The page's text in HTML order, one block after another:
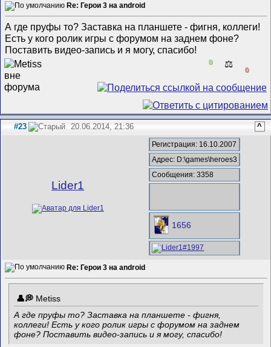
Re: Герои 3 на android
А где пруфы то? Заставка на планшете - фигня, коллеги!
Есть у кого ролик игры с форумом на заднем фоне?
Поставить видео-запись и я могу, спасибо!
0 ⚖️
0
#23 20.06.2014, 21:36 ^
Lider1
Регистрация: 16.10.2007
Адрес: D:\games\heroes3
Сообщения: 3358
1656
Re: Герои 3 на android
Metiss
А где пруфы то? Заставка на планшете - фигня,
коллеги! Есть у кого ролик игры с форумом на заднем
фоне? Поставить видео-запись и я могу, спасибо!